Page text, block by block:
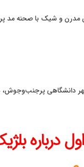
و شیک با صحنه مد
دانشگاهی پرجنب‌وجوش،
درباره